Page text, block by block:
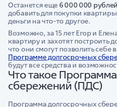
Останется еще6 000 000 рублей
добавить для покупки
деньги на что-то другое.
Возможно, за 15 лет Егор и
квартиру и захотят построить
что они смогут позволить себе
Программе долгосрочных
будут все средства и
Что такое
сбережений (ПДС)
Программа долгосрочных